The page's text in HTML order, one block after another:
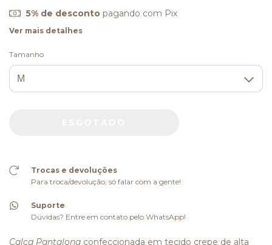
5% de descontopagando com Pix
Ver mais detalhes
Tamanho
Trocas e devoluções
Para troca/devolução, só falar com a gente!
Suporte
Dúvidas? Entre em contato pelo WhatsApp!
Calça Pantalona confeccionada em tecido crepe de alta